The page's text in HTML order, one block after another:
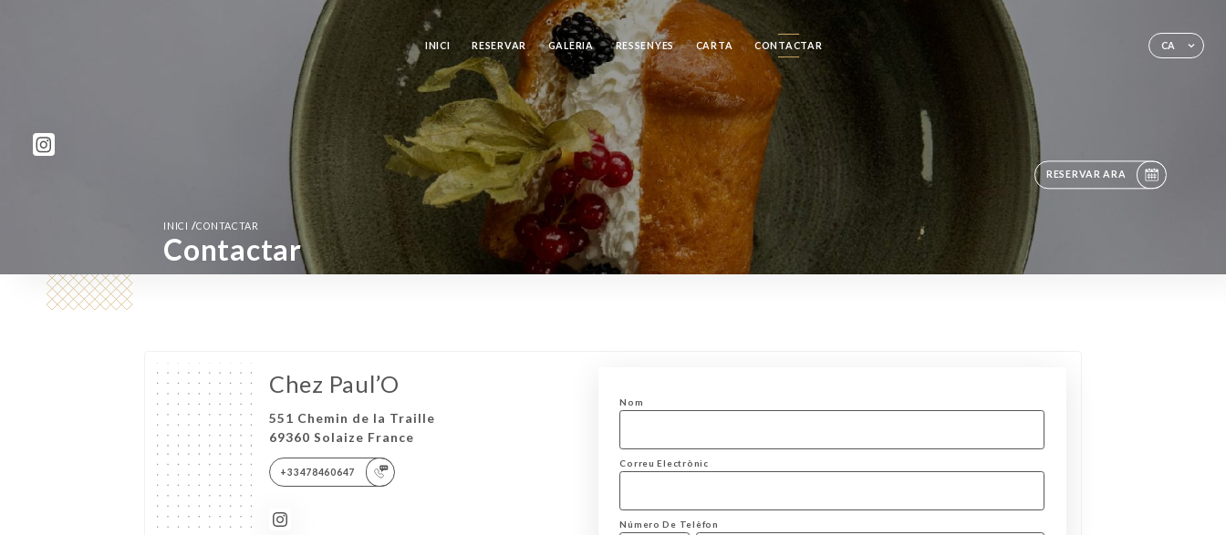
CA
INICI RESERVAR GALERIA RESSENYES CARTA CONTACTAR
RESERVAR ARA
INICI /CONTACTAR
Contactar
Chez Paul’O
551 Chemin de la Traille
69360 Solaize France
+33478460647
Nom
Correu Electrònic
Número De Telèfon